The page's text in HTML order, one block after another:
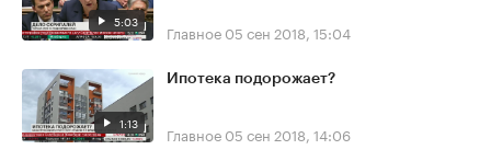
5:03 Главное 05 сен 2018, 15:04
1:13
Ипотека подорожает?
Главное 05 сен 2018, 14:06